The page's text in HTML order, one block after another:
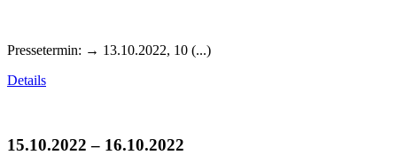
Pressetermin: → 13.10.2022, 10 (...)
Details
15.10.2022 – 16.10.2022